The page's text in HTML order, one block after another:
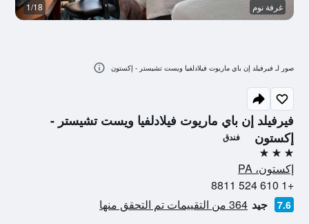
فيرفيلد إن باي ماريوت فيلادلفيا ويست تشيستر -
إكستون
فندق
3 نجوم
إكستون، PA
+1 610 524 8811
7.6 جيد 364 من التقييمات تم التحقق منها
غرفة نوم 1/18
صور لـ فيرفيلد إن باي ماريوت فيلادلفيا ويست تشيستر - إكستون